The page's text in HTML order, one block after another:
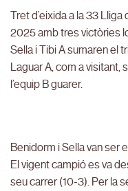
Tret d’eixida a la 33
2025 amb tres victòries
Sella i Tibi A sumaren el
Laguar A, com a visitant,
l’equip B guarer.
Benidorm i Sella van ser
El vigent campió es va
seu carrer (10-3). Per la